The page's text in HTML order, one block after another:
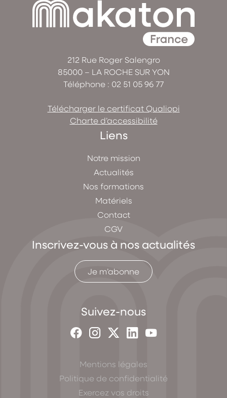
212 Rue Roger Salengro
85000 – LA ROCHE SUR YON
Téléphone : 02 51 05 96 77
Télécharger le certificat Qualiopi
Charte d’accessibilité
Liens
Notre mission
Actualités
Nos formations
Matériels
Contact
CGV
Inscrivez-vous à nos actualités
Je m’abonne
Suivez-nous
Mentions légales
Politique de confidentialité
Exercez vos droits